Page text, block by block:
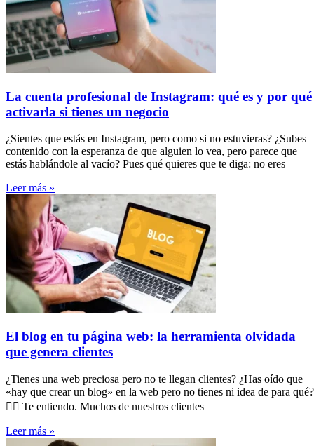
La cuenta profesional de Instagram: qué es y por qué
activarla si tienes un negocio
¿Sientes que estás en Instagram, pero como si no estuvieras? ¿Subes
contenido con la esperanza de que alguien lo vea, pero parece que
estás hablándole al vacío? Pues qué quieres que te diga: no eres
Leer más »
El blog en tu página web: la herramienta olvidada
que genera clientes
¿Tienes una web preciosa pero no te llegan clientes? ¿Has oído que
«hay que crear un blog» en la web pero no tienes ni idea de para qué?
🤷‍♀️ Te entiendo. Muchos de nuestros clientes
Leer más »